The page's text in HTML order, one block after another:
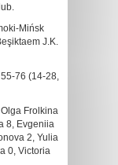
Mińsk
J.K.
76 (14-28,
Frolkina
8, Evgeniia
2, Yulia
0, Victoria